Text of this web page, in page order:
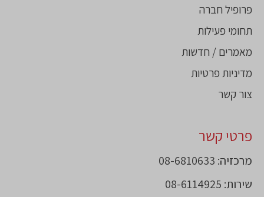
פרופיל חברה
תחומי פעילות
מאמרים / חדשות
מדיניות פרטיות
צור קשר
פרטי קשר
מרכזיה: 08-6810633
שירות: 08-6114925